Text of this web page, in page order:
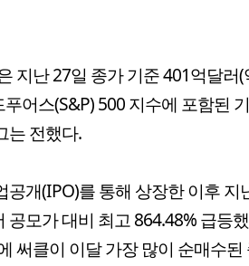
지난 27일 종가 기준 401억달러
어스(S&P) 500 지수에 포함된
는 전했다.
공개(IPO)를 통해 상장한 이후 지
모가 대비 최고 864.48% 급등
써클이 이달 가장 많이 순매수된